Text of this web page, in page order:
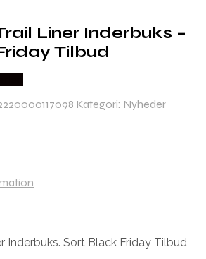
Liner Inderbuks –
Tilbud
Kategori: Nyheder
Inderbuks. Sort Black Friday Tilbud